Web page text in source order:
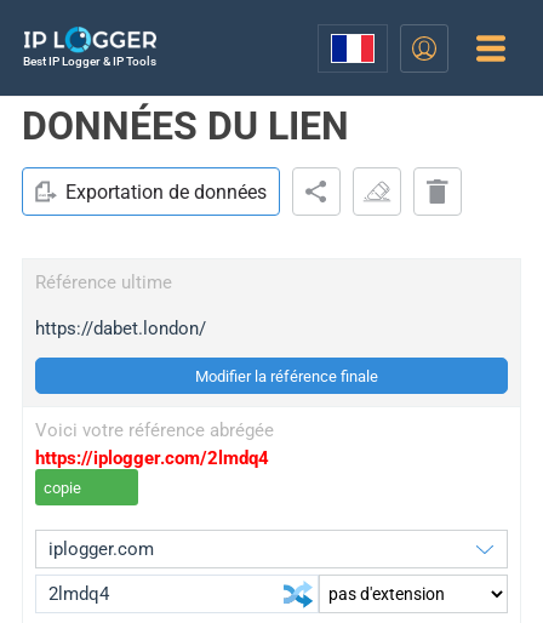
Best IP Logger & IP Tools
DONNÉES DU LIEN
Exportation de données
Référence ultime
https://dabet.london/
Modifier la référence finale
Voici votre référence abrégée
https://iplogger.com/2lmdq4
copie